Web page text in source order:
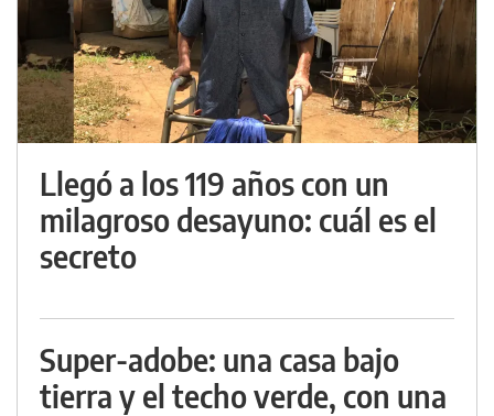
Llegó a los 119 años con un
milagroso desayuno: cuál es el
secreto
Super-adobe: una casa bajo
tierra y el techo verde, con una